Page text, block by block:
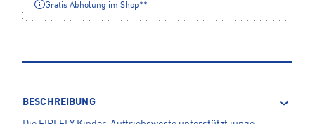
Gratis Abholung im Shop**
BESCHREIBUNG